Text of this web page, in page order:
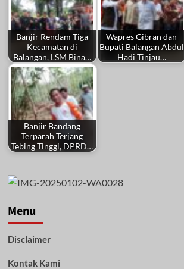
Banjir Rendam Tiga
Kecamatan di
Balangan, LSM Bina…
Wapres Gibran dan
Bupati Balangan Abdul
Hadi Tinjau…
Banjir Bandang
Terparah Terjang
Tebing Tinggi, DPRD…
Menu
Disclaimer
Kontak Kami